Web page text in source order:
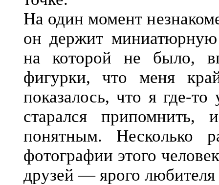
На один момент
он держит
на которой не было,
фигурки, что меня
показалось, что я где-
старался
понятным.
фотографии этого
друзей — ярого